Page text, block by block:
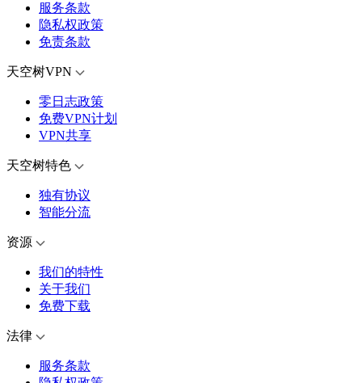
服务条款
隐私权政策
免责条款
天空树VPN
零日志政策
免费VPN计划
VPN共享
天空树特色
独有协议
智能分流
资源
我们的特性
关于我们
免费下载
法律
服务条款